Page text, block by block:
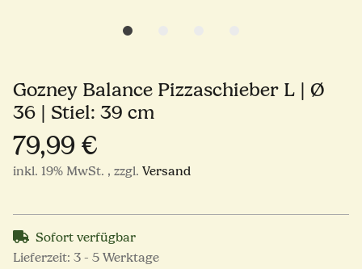
Gozney Balance Pizzaschieber L | Ø
36 | Stiel: 39 cm
79,99 €
inkl. 19% MwSt. , zzgl. Versand
Sofort verfügbar
Lieferzeit: 3 - 5 Werktage